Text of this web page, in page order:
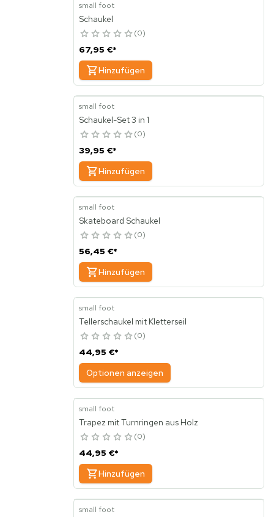
small foot
Schaukel
0
67,95 €*
Hinzufügen
small foot
Schaukel-Set 3 in 1
0
39,95 €*
Hinzufügen
small foot
Skateboard Schaukel
0
56,45 €*
Hinzufügen
small foot
Tellerschaukel mit Kletterseil
0
44,95 €*
Optionen anzeigen
small foot
Trapez mit Turnringen aus Holz
0
44,95 €*
Hinzufügen
small foot